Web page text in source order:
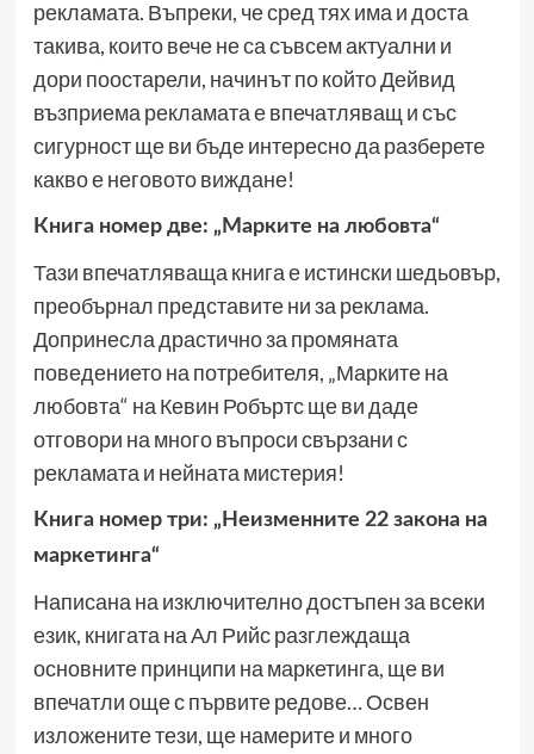
рекламата. Въпреки, че сред тях има и доста
такива, които вече не са съвсем актуални и
дори поостарели, начинът по който Дейвид
възприема рекламата е впечатляващ и със
сигурност ще ви бъде интересно да разберете
какво е неговото виждане!
Книга номер две: „Марките на любовта“
Тази впечатляваща книга е истински шедьовър,
преобърнал представите ни за реклама.
Допринесла драстично за промяната
поведението на потребителя, „Марките на
любовта“ на Кевин Робъртс ще ви даде
отговори на много въпроси свързани с
рекламата и нейната мистерия!
Книга номер три: „Неизменните 22 закона на
маркетинга“
Написана на изключително достъпен за всеки
език, книгата на Ал Рийс разглеждаща
основните принципи на маркетинга, ще ви
впечатли още с първите редове… Освен
изложените тези, ще намерите и много